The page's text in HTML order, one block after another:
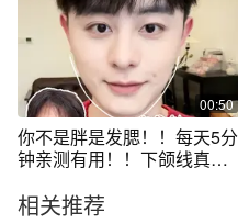
00:50
你不是胖是发腮！！每天5分
钟亲测有用！！下颌线真真
脸#女明星减肥
相关推荐